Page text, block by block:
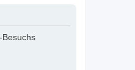
Besuchs